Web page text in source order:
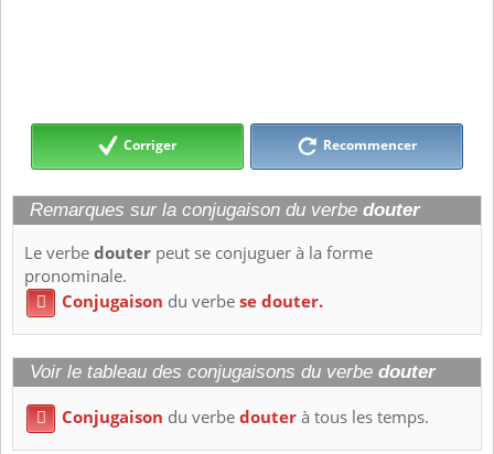
Corriger Recommencer
Remarques sur la conjugaison du verbe douter
Le verbedouter peut se conjuguer à la forme
pronominale.
 Conjugaison du verbese douter.
Voir le tableau des conjugaisons du verbe douter
 Conjugaison du verbedouterà tous les temps.